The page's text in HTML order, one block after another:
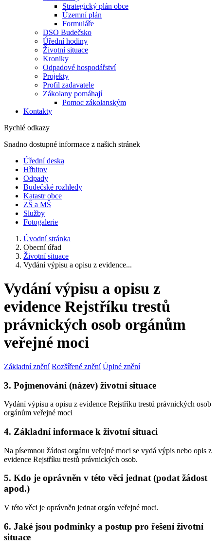
Strategický plán obce
Územní plán
Formuláře
DSO Budečsko
Úřední hodiny
Životní situace
Kroniky
Odpadové hospodářství
Projekty
Profil zadavatele
Zákolany pomáhají
Pomoc zákolanským
Kontakty
Rychlé odkazy
Snadno dostupné informace z našich stránek
Úřední deska
Hřbitov
Odpady
Budečské rozhledy
Katastr obce
ZŠ a MŠ
Služby
Fotogalerie
Úvodní stránka
Obecní úřad
Životní situace
Vydání výpisu a opisu z evidence...
Vydání výpisu a opisu z
evidence Rejstříku trestů
právnických osob orgánům
veřejné moci
Základní znění Rozšířené znění Úplné znění
3. Pojmenování (název) životní situace
Vydání výpisu a opisu z evidence Rejstříku trestů právnických osob
orgánům veřejné moci
4. Základní informace k životní situaci
Na písemnou žádost orgánu veřejné moci se vydá výpis nebo opis z
evidence Rejstříku trestů právnických osob.
5. Kdo je oprávněn v této věci jednat (podat žádost
apod.)
V této věci je oprávněn jednat orgán veřejné moci.
6. Jaké jsou podmínky a postup pro řešení životní
situace